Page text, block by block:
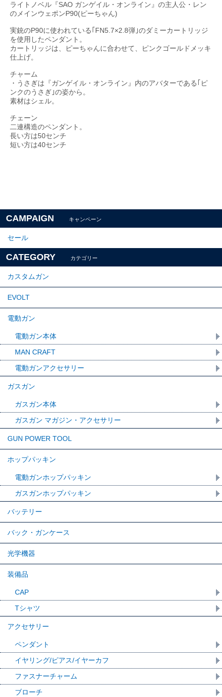
ライトノベル『SAO ガンゲイル・オンライン』の主人公・レン
のメインウェポンP90(ピーちゃん)
実銃のP90に使われている｢FN5.7×2.8弾｣のダミーカートリッジ
を使用したペンダント。
カートリッジは、ピーちゃんに合わせて、ピンクゴールドメッキ
仕上げ。
チャーム
・うさぎは『ガンゲイル・オンライン』内のアバターである｢ピ
ンクのうさぎ｣の姿から。
素材はシェル。
チェーン
二連構造のペンダント。
長い方は50センチ
短い方は40センチ
CAMPAIGN キャンペーン
セール
CATEGORY カテゴリー
カスタムガン
EVOLT
電動ガン
電動ガン本体
MAN CRAFT
電動ガンアクセサリー
ガスガン
ガスガン本体
ガスガン マガジン・アクセサリー
GUN POWER TOOL
ホップパッキン
電動ガンホップパッキン
ガスガンホップパッキン
バッテリー
バック・ガンケース
光学機器
装備品
CAP
Tシャツ
アクセサリー
ペンダント
イヤリング/ピアス/イヤーカフ
ファスナーチャーム
ブローチ